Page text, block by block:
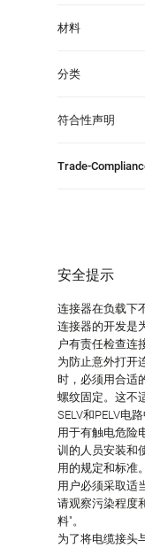
材料
分类
符合性声明
Trade-
安全提示
连接器在负载下
连接器的开发是
户有责任检查连
为防止意外打开
时，必须用合适
螺纹固定。这不
SELV和PELV电
用于有触电危险
训的人员安装和
用的规定和标准。
用户必须采取适
请观察污染程度
料"。
为了将电缆接头